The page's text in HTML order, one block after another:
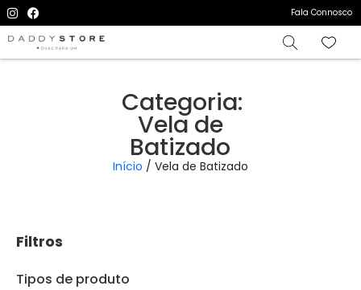
Fala Connosco
Categoria:
Vela de
Batizado
Início / Vela de Batizado
Filtros
Tipos de produto